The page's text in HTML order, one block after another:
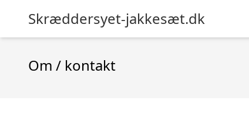
Skræddersyet-jakkesæt.dk
Om / kontakt